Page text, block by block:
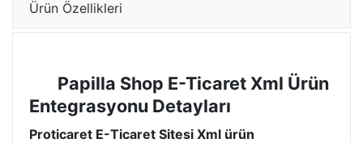
Ürün Özellikleri
Papilla Shop E-Ticaret Xml Ürün
Entegrasyonu Detayları
Proticaret E-Ticaret Sitesi Xml ürün